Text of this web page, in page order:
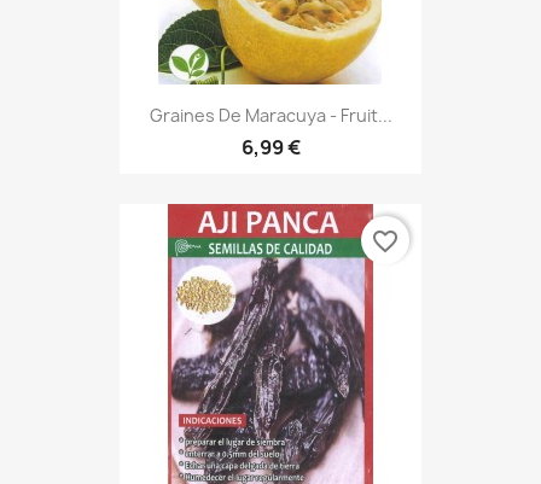
Graines De Maracuya - Fruit...
6,99 €
favorite_border